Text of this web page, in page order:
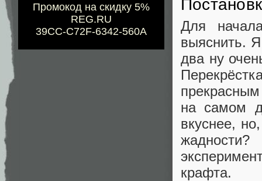
Промокод на скидку 5%
REG.RU
39CC-C72F-6342-560A
Для
выяснить.
два ну
на самом
вкуснее,
крафта.